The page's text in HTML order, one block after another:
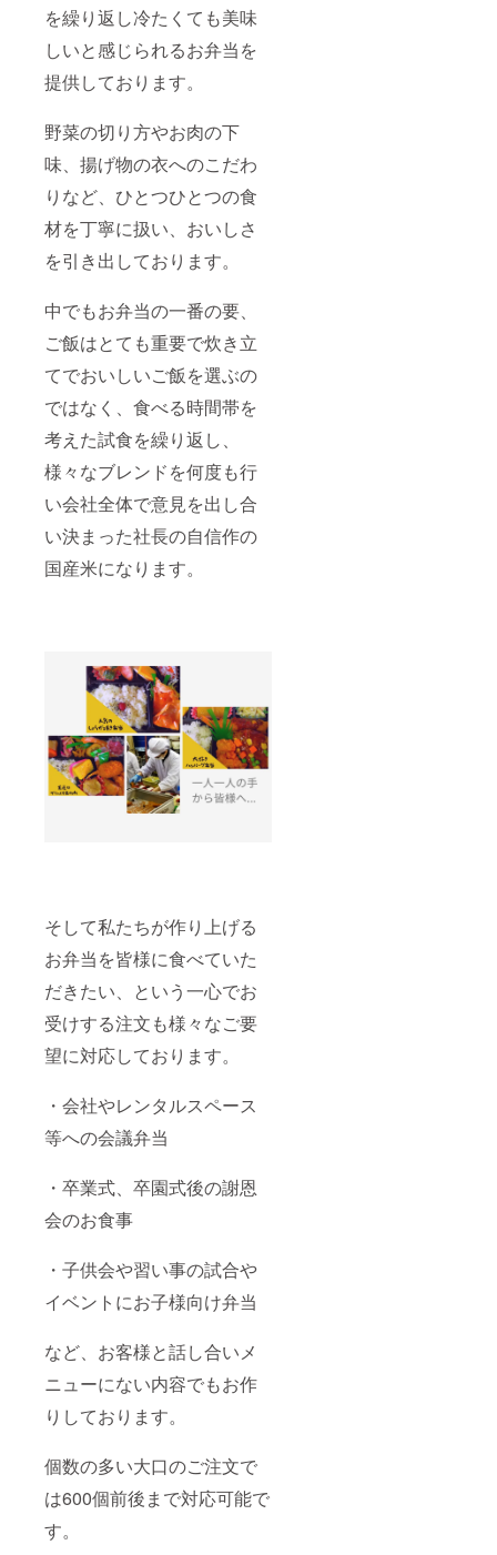
を繰り返し冷たくても美味
しいと感じられるお弁当を
提供しております。
野菜の切り方やお肉の下
味、揚げ物の衣へのこだわ
りなど、ひとつひとつの食
材を丁寧に扱い、おいしさ
を引き出しております。
中でもお弁当の一番の要、
ご飯はとても重要で炊き立
てでおいしいご飯を選ぶの
ではなく、食べる時間帯を
考えた試食を繰り返し、
様々なブレンドを何度も行
い会社全体で意見を出し合
い決まった社長の自信作の
国産米になります。
そして私たちが作り上げる
お弁当を皆様に食べていた
だきたい、という一心でお
受けする注文も様々なご要
望に対応しております。
・会社やレンタルスペース
等への会議弁当
・卒業式、卒園式後の謝恩
会のお食事
・子供会や習い事の試合や
イベントにお子様向け弁当
など、お客様と話し合いメ
ニューにない内容でもお作
りしております。
個数の多い大口のご注文で
は600個前後まで対応可能で
す。